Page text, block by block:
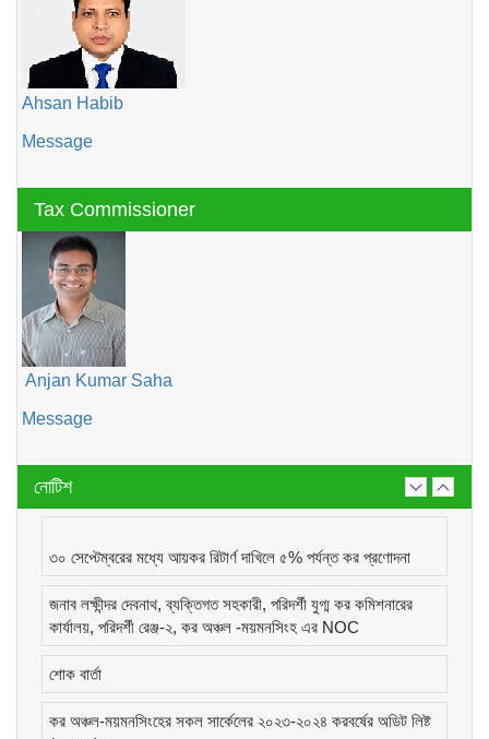
Ahsan Habib
Message
Tax Commissioner
Anjan Kumar Saha
Message
নোটিশ
৩০ সেপ্টেম্বরের মধ্যে আয়কর রিটার্ণ দাখিলে ৫% পর্যন্ত কর প্রণোদনা
জনাব লক্ষীন্দর দেবনাথ, ব্যক্তিগত সহকারী, পরিদর্শী যুগ্ম কর কমিশনারের
কার্যালয়, পরিদর্শী রেঞ্জ-২, কর অঞ্চল -ময়মনসিংহ এর NOC
শোক বার্তা
কর অঞ্চল-ময়মনসিংহের সকল সার্কেলের ২০২৩-২০২৪ করবর্ষের অডিট লিষ্ট